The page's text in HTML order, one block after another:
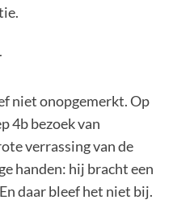
niet onopgemerkt. Op
4b bezoek van
verrassing van de
handen: hij bracht een
daar bleef het niet bij.